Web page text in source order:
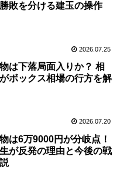
敗を分ける建玉の操作
2026.07.25
は下落局面入りか？ 相
ボックス相場の行方を解
2026.07.20
は6万9000円が分岐点！
が反発の理由と今後の戦